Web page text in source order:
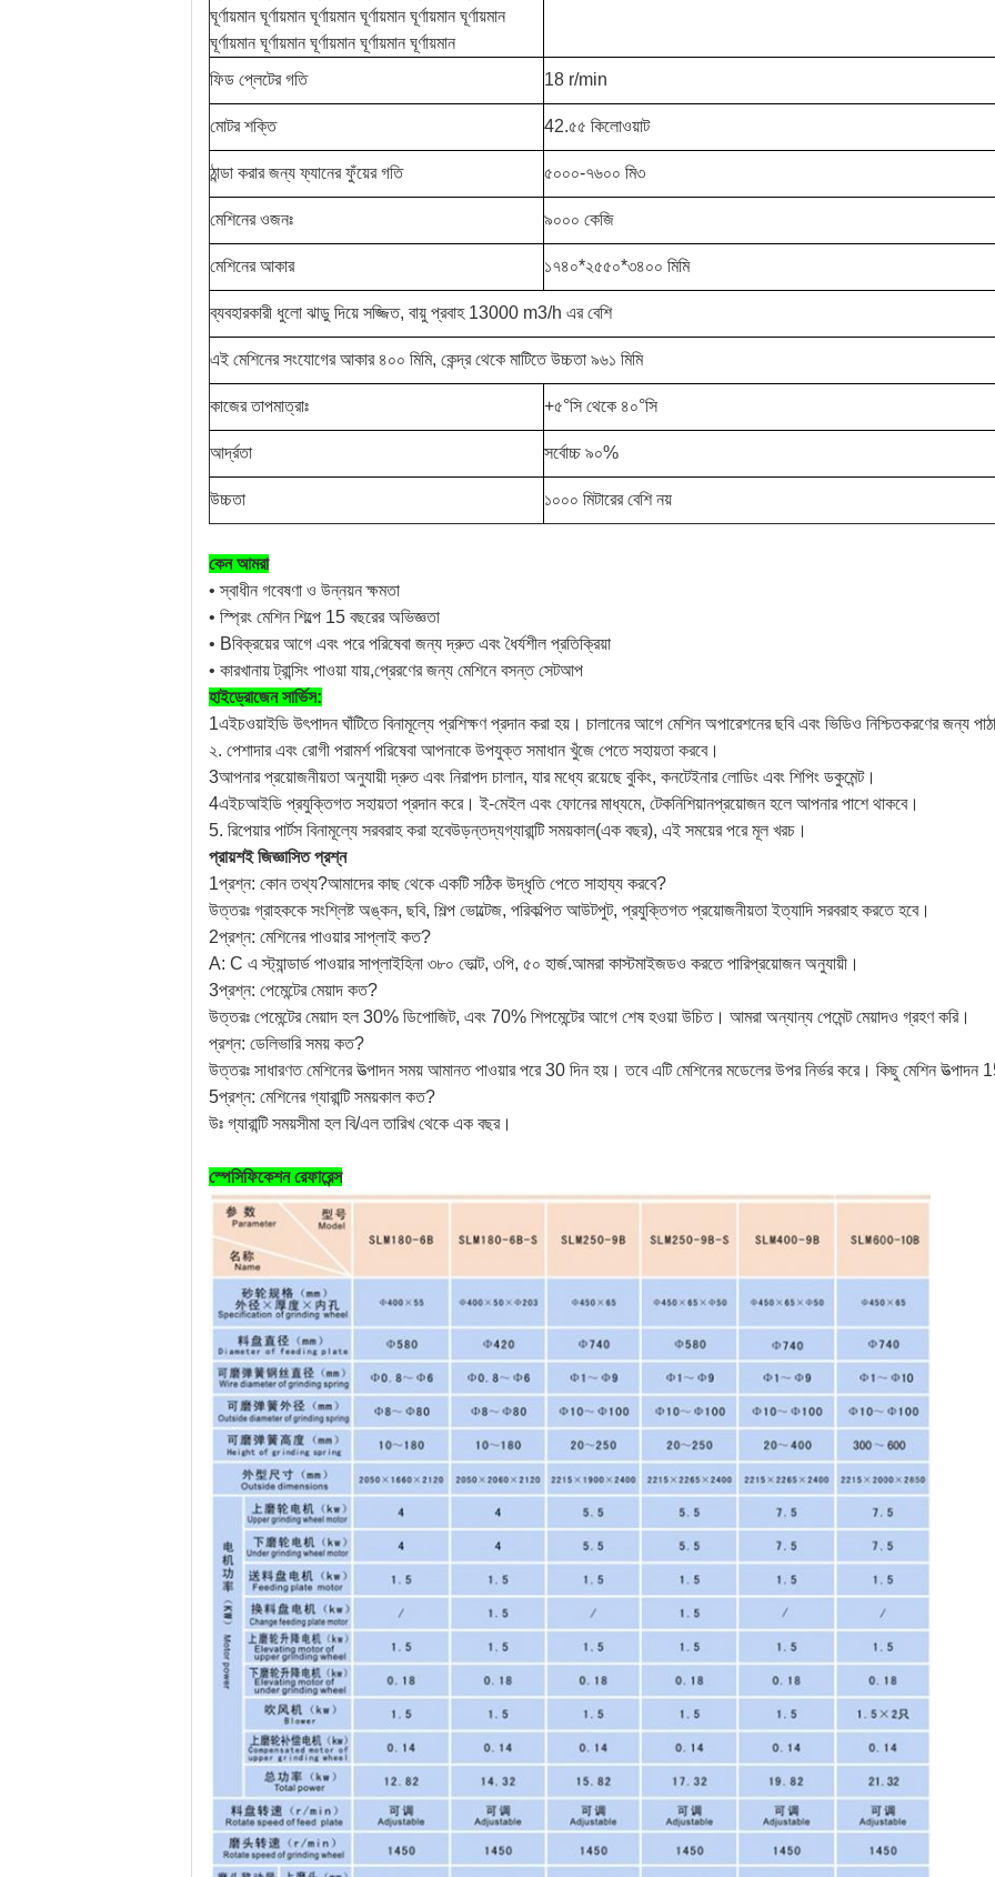
ঘূর্ণায়মান ঘূর্ণায়মান ঘূর্ণায়মান ঘূর্ণায়মান ঘূর্ণায়মান ঘূর্ণায়মান
ঘূর্ণায়মান ঘূর্ণায়মান ঘূর্ণায়মান ঘূর্ণায়মান ঘূর্ণায়মান
ফিড প্লেটের গতি 18 r/min
মোটর শক্তি 42.৫৫ কিলোওয়াট
ঠান্ডা করার জন্য ফ্যানের ফুঁয়ের গতি ৫০০০-৭৬০০ মি৩
মেশিনের ওজনঃ ৯০০০ কেজি
মেশিনের আকার ১৭৪০*২৫৫০*৩৪০০ মিমি
ব্যবহারকারী ধুলো ঝাড়ু দিয়ে সজ্জিত, বায়ু প্রবাহ 13000 m3/h এর বেশি
এই মেশিনের সংযোগের আকার ৪০০ মিমি, কেন্দ্র থেকে মাটিতে উচ্চতা ৯৬১ মিমি
কাজের তাপমাত্রাঃ +৫°সি থেকে ৪০°সি
আর্দ্রতা সর্বোচ্চ ৯০%
উচ্চতা ১০০০ মিটারের বেশি নয়
কেন আমরা
• স্বাধীন গবেষণা ও উন্নয়ন ক্ষমতা
• স্প্রিং মেশিন শিল্পে 15 বছরের অভিজ্ঞতা
• Bবিক্রয়ের আগে এবং পরে পরিষেবা জন্য দ্রুত এবং ধৈর্যশীল প্রতিক্রিয়া
• কারখানায় ট্রান্সিং পাওয়া যায়,প্রেরণের জন্য মেশিনে বসন্ত সেটআপ
হাইড্রোজেন সার্ভিস:
1এইচওয়াইডি উৎপাদন ঘাঁটিতে বিনামূল্যে প্রশিক্ষণ প্রদান করা হয়। চালানের আগে মেশিন অপারেশনের ছবি এবং ভিডিও নিশ্চিতকরণের জন্য
২. পেশাদার এবং রোগী পরামর্শ পরিষেবা আপনাকে উপযুক্ত সমাধান খুঁজে পেতে সহায়তা করবে।
3আপনার প্রয়োজনীয়তা অনুযায়ী দ্রুত এবং নিরাপদ চালান, যার মধ্যে রয়েছে বুকিং, কনটেইনার লোডিং এবং শিপিং ডকুমেন্ট।
4এইচআইডি প্রযুক্তিগত সহায়তা প্রদান করে। ই-মেইল এবং ফোনের মাধ্যমে, টেকনিশিয়ানপ্রয়োজন হলে আপনার পাশে থাকবে।
5. রিপেয়ার পার্টস বিনামূল্যে সরবরাহ করা হবেউড়ন্তদ্যগ্যারান্টি সময়কাল(এক বছর), এই সময়ের পরে মূল খরচ।
প্রায়শই জিজ্ঞাসিত প্রশ্ন
1প্রশ্ন: কোন তথ্য?আমাদের কাছ থেকে একটি সঠিক উদ্ধৃতি পেতে সাহায্য করবে?
উত্তরঃ গ্রাহককে সংশ্লিষ্ট অঙ্কন, ছবি, শিল্প ভোল্টেজ, পরিকল্পিত আউটপুট, প্রযুক্তিগত প্রয়োজনীয়তা ইত্যাদি সরবরাহ করতে হবে।
2প্রশ্ন: মেশিনের পাওয়ার সাপ্লাই কত?
A: C এ স্ট্যান্ডার্ড পাওয়ার সাপ্লাইহিনা ৩৮০ ভোল্ট, ৩পি, ৫০ হার্জ.আমরা কাস্টমাইজডও করতে পারিপ্রয়োজন অনুযায়ী।
3প্রশ্ন: পেমেন্টের মেয়াদ কত?
উত্তরঃ পেমেন্টের মেয়াদ হল 30% ডিপোজিট, এবং 70% শিপমেন্টের আগে শেষ হওয়া উচিত। আমরা অন্যান্য পেমেন্ট মেয়াদও গ্রহণ করি।
প্রশ্ন: ডেলিভারি সময় কত?
উত্তরঃ সাধারণত মেশিনের উত্পাদন সময় আমানত পাওয়ার পরে 30 দিন হয়। তবে এটি মেশিনের মডেলের উপর নির্ভর করে। কিছু মেশিন উত্পাদন
5প্রশ্ন: মেশিনের গ্যারান্টি সময়কাল কত?
উঃ গ্যারান্টি সময়সীমা হল বি/এল তারিখ থেকে এক বছর।
স্পেসিফিকেশন রেফারেন্স